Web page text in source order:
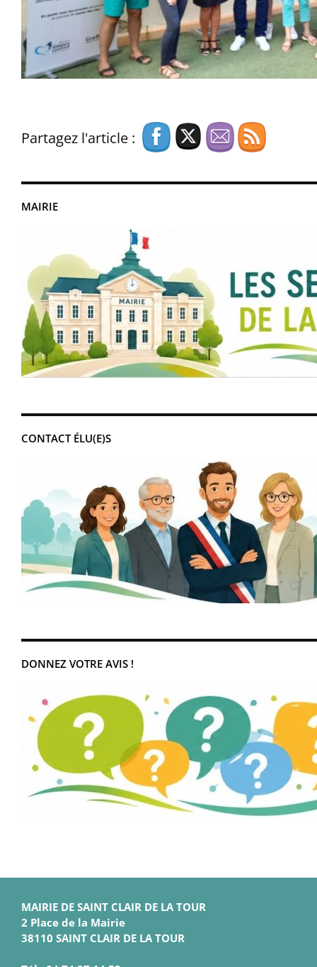
MAIRIE
CONTACT ÉLU(E)S
DONNEZ VOTRE AVIS !
Partagez l'article :
MAIRIE DE SAINT CLAIR DE LA TOUR
2 Place de la Mairie
38110 SAINT CLAIR DE LA TOUR